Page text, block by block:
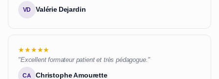
VD Valérie Dejardin
★★★★★
"Excellent formateur patient et très pédagogue."
CA Christophe Amourette